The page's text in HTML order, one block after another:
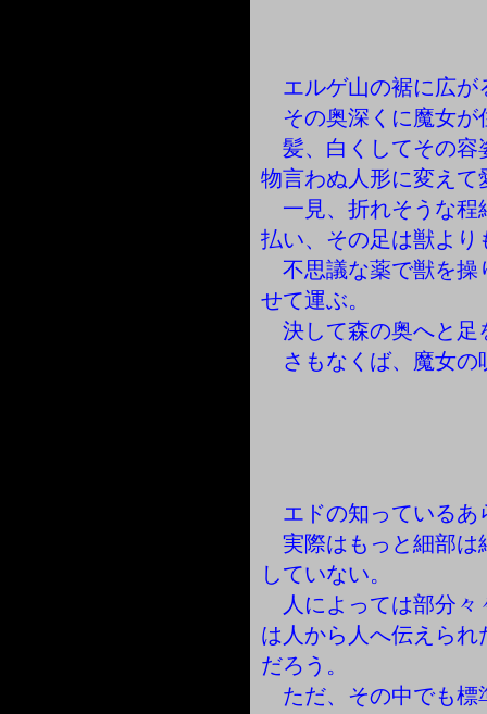
エルゲ山の裾に広が
その奥深くに魔女が
髪、白くしてその容
物言わぬ人形に変えて
一見、折れそうな程
払い、その足は獣より
不思議な薬で獣を操
せて運ぶ。
決して森の奥へと足
さもなくば、魔女の
エドの知っているあ
実際はもっと細部は
していない。
人によっては部分々
は人から人へ伝えら
だろう。
ただ、その中でも標